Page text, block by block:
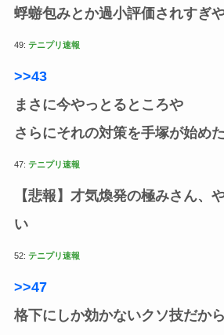
蜉蝣包みとか過小評価されすぎ
49: テニプリ速報
>>43
まさに今やっとるところや
さらにそれの対策を手塚が始め
47: テニプリ速報
【悲報】才気煥発の極みさん、
い
52: テニプリ速報
>>47
格下にしか効かないクソ技だか